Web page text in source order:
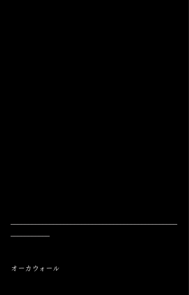
オーカウォール